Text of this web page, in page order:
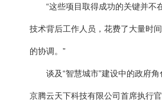
“这些项目取得成功的关键并不
技术背后工作人员，花费了大量时
的协调。”
谈及“智慧城市”建设中的政府角
京腾云天下科技有限公司首席执行